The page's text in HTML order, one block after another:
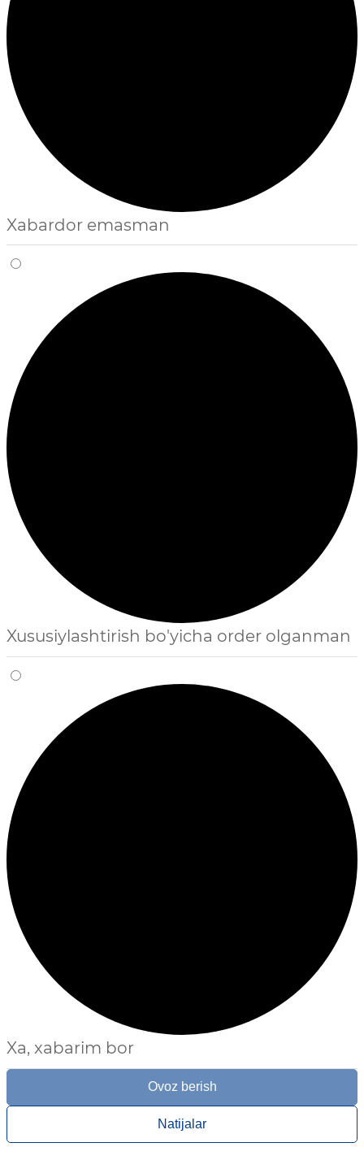
Xabardor emasman
Xususiylashtirish bo'yicha order olganman
Xa, xabarim bor
Ovoz berish
Natijalar